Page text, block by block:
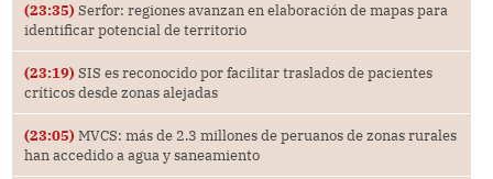
(23:35) Serfor: regiones avanzan en elaboración de mapas para
identificar potencial de territorio
(23:19) SIS es reconocido por facilitar traslados de pacientes
críticos desde zonas alejadas
(23:05) MVCS: más de 2.3 millones de peruanos de zonas rurales
han accedido a agua y saneamiento